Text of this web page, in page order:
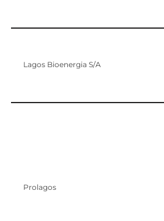
Lagos Bioenergia S/A
Prolagos